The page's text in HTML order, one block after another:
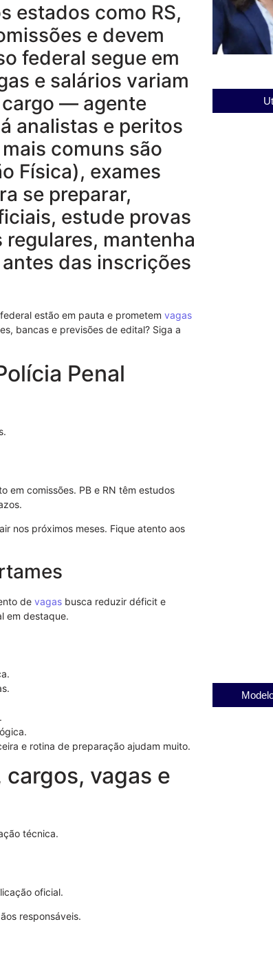
estados como RS,
e devem
federal segue em
e salários variam
cargo — agente
analistas e peritos
comuns são
Física), exames
se preparar,
estude provas
mantenha
das inscrições
estão em pauta e prometem vagas
bancas e previsões de edital? Siga a
Penal
em comissões. PB e RN têm estudos
nos próximos meses. Fique atento aos
de vagas busca reduzir déficit e
em destaque.
e rotina de preparação ajudam muito.
vagas e
técnica.
oficial.
responsáveis.